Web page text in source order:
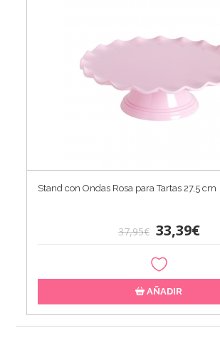
Stand con Ondas Rosa para Tartas 27,5 cm
37,95€ 33,39€
AÑADIR